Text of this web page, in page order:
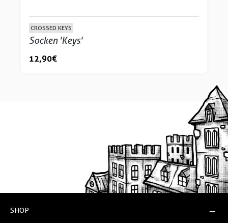
CROSSED KEYS
Socken 'Keys'
12,90 €
SHOP